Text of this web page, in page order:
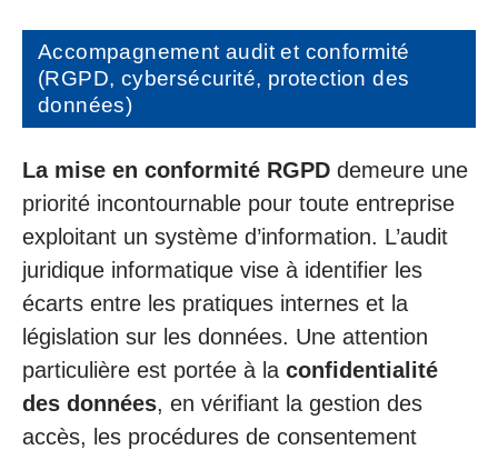
Accompagnement audit et conformité
(RGPD, cybersécurité, protection des
données)
La mise en conformité RGPD demeure une
priorité incontournable pour toute entreprise
exploitant un système d’information. L’audit
juridique informatique vise à identifier les
écarts entre les pratiques internes et la
législation sur les données. Une attention
particulière est portée à la confidentialité
des données, en vérifiant la gestion des
accès, les procédures de consentement